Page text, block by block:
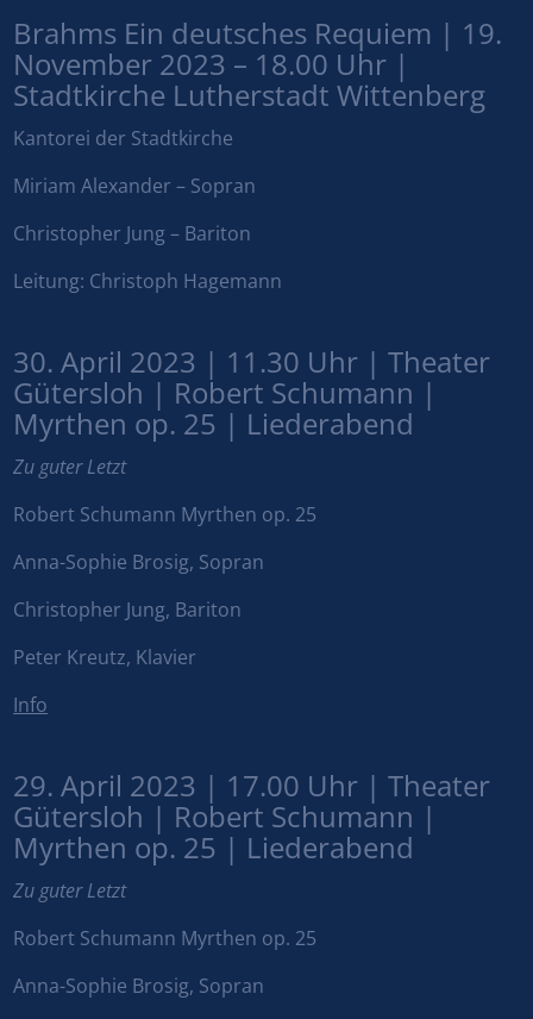
Brahms Ein deutsches Requiem | 19.
November 2023 – 18.00 Uhr |
Stadtkirche Lutherstadt Wittenberg
Kantorei der Stadtkirche
Miriam Alexander – Sopran
Christopher Jung – Bariton
Leitung: Christoph Hagemann
30. April 2023 | 11.30 Uhr | Theater
Gütersloh | Robert Schumann |
Myrthen op. 25 | Liederabend
Zu guter Letzt
Robert Schumann Myrthen op. 25
Anna-Sophie Brosig, Sopran
Christopher Jung, Bariton
Peter Kreutz, Klavier
Info
29. April 2023 | 17.00 Uhr | Theater
Gütersloh | Robert Schumann |
Myrthen op. 25 | Liederabend
Zu guter Letzt
Robert Schumann Myrthen op. 25
Anna-Sophie Brosig, Sopran